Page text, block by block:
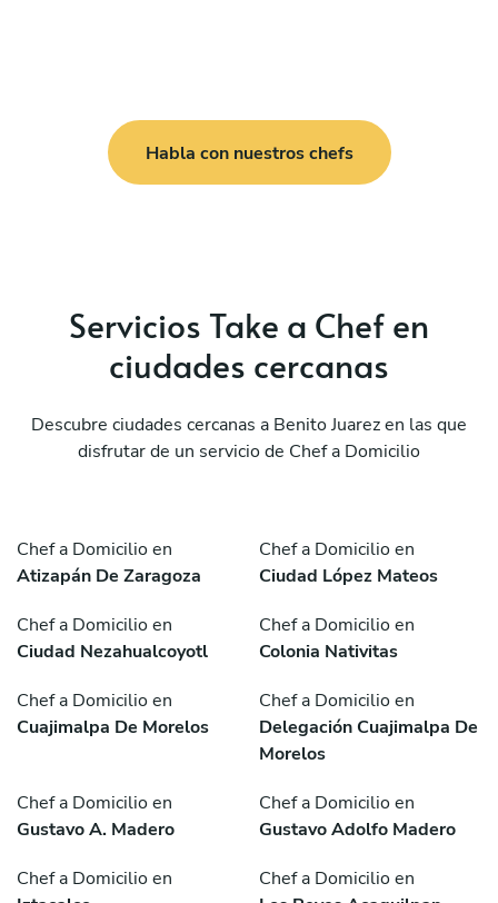
Habla con nuestros chefs
Servicios Take a Chef en
ciudades cercanas
Descubre ciudades cercanas a Benito Juarez en las que
disfrutar de un servicio de Chef a Domicilio
Chef a Domicilio en
Atizapán De Zaragoza
Chef a Domicilio en
Ciudad López Mateos
Chef a Domicilio en
Ciudad Nezahualcoyotl
Chef a Domicilio en
Colonia Nativitas
Chef a Domicilio en
Cuajimalpa De Morelos
Chef a Domicilio en
Delegación Cuajimalpa De
Morelos
Chef a Domicilio en
Gustavo A. Madero
Chef a Domicilio en
Gustavo Adolfo Madero
Chef a Domicilio en
Chef a Domicilio en